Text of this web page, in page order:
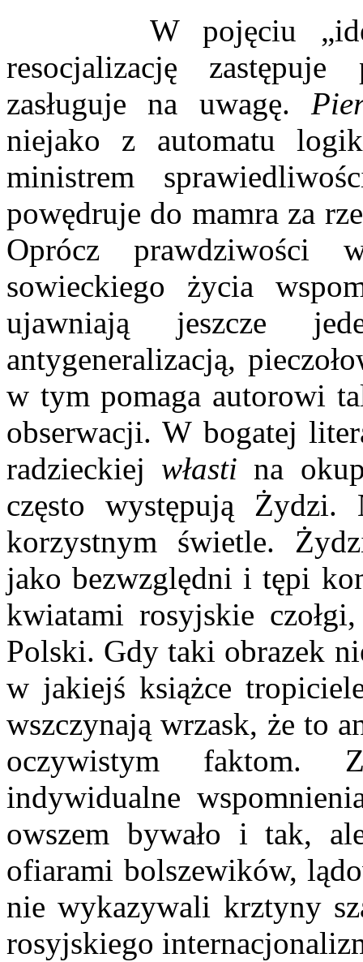
W pojęciu
resocjalizację zastępuje
zasługuje na uwagę.
niejako z automatu
ministrem
powędruje do mamra za
Oprócz prawdziwości
sowieckiego życia
ujawniają jeszcze
antygeneralizacją,
w tym pomaga autorowi
obserwacji. W bogatej
radzieckiej własti na
często występują
korzystnym świetle.
jako bezwzględni i tępi
kwiatami rosyjskie
Polski. Gdy taki obrazek
w jakiejś książce
wszczynają wrzask, że to
oczywistym faktom.
indywidualne
owszem bywało i tak,
ofiarami bolszewików,
nie wykazywali krztyny
rosyjskiego